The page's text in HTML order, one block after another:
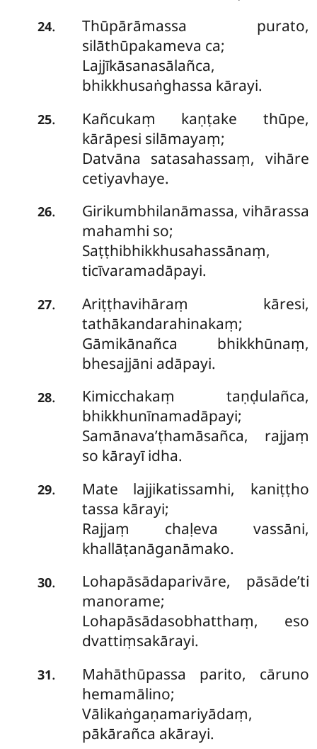
24.
Thūpārāmassa purato,
silāthūpakameva ca;
Lajjīkāsanasālañca,
bhikkhusaṅghassa kārayi.
25. Kañcukaṃ kaṇṭake thūpe,
kārāpesi silāmayaṃ;
Datvāna satasahassaṃ, vihāre
cetiyavhaye.
26.
Girikumbhilanāmassa, vihārassa
mahamhi so;
Saṭṭhibhikkhusahassānaṃ,
ticīvaramadāpayi.
27.
Ariṭṭhavihāraṃ kāresi,
tathākandarahinakaṃ;
Gāmikānañca bhikkhūnaṃ,
bhesajjāni adāpayi.
28.
Kimicchakaṃ taṇḍulañca,
bhikkhunīnamadāpayi;
Samānava’ṭhamāsañca, rajjaṃ
so kārayī idha.
29.
Mate lajjikatissamhi, kaniṭṭho
tassa kārayi;
Rajjaṃ chaḷeva vassāni,
khallāṭanāganāmako.
30.
Lohapāsādaparivāre, pāsāde’ti
manorame;
Lohapāsādasobhatthaṃ, eso
dvattiṃsakārayi.
31.
Mahāthūpassa parito, cāruno
hemamālino;
Vālikaṅgaṇamariyādaṃ,
pākārañca akārayi.